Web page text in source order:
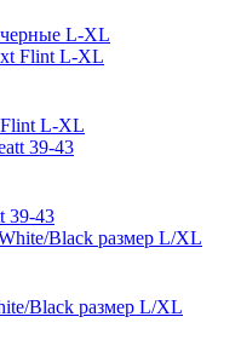
L-XL
L-XL
39-43
Black размер L/XL